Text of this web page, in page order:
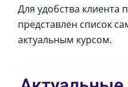
Для удобства
представлен список
актуальным курсом.